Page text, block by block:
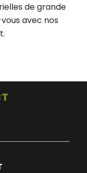
de grande
avec nos